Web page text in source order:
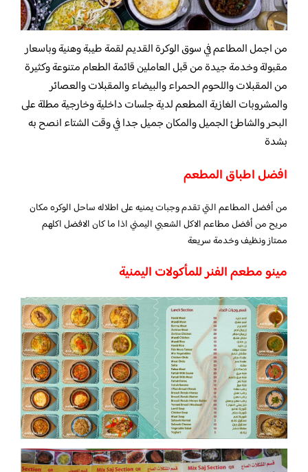
من اجمل المطاعم في سوق الوكرة القديم لقمة طيبة وهنية وباسعار
مقبولة وخدمة جيدة من قبل العاملين قائمة الطعام متنوعة وكثيرة
من المقبلات واللحوم الحمراء والبيضاء والمقبلات والعصائر
والمشروبات الغازية المطعم لدية جلسات داخلية وخارجية مطلة على
البحر والشاطئ الجميل والمكان جميل جدا في وقت الشتاء انصح به
بشدة
افضل اطباق المطعم
من أفضل المطاعم التي تقدم وجبات يمنيه على اطلاله ساحل الوكره مكان
مريح من أفضل مطاعم الاكل الشعبي اليمني اذا ما كان الافضل اكلهم
ممتاز ونظيف وخدمة سريعة
مينو مطعم الفنر للمأكولات اليمنية